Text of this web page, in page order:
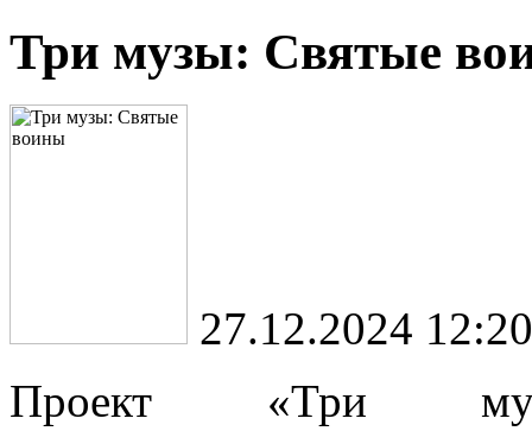
Три музы: Святые
27.12.2024 12:20
Проект «Три